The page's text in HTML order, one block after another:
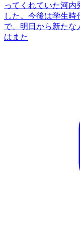
ってくれていた河内
した。今後は学生
で、明日から新たな
はまた